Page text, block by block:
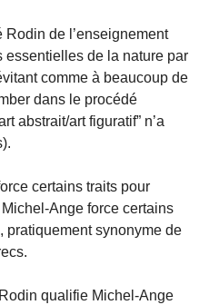
de l’enseignement
essentielles de la nature par
comme à beaucoup de
dans le procédé
abstrait/art figuratif” n’a
certains traits pour
Ange force certains
pratiquement synonyme de
qualifie Michel-Ange